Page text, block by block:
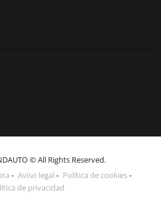
© All Rights Reserved.
Aviso legal
Política de cookies
de privacidad